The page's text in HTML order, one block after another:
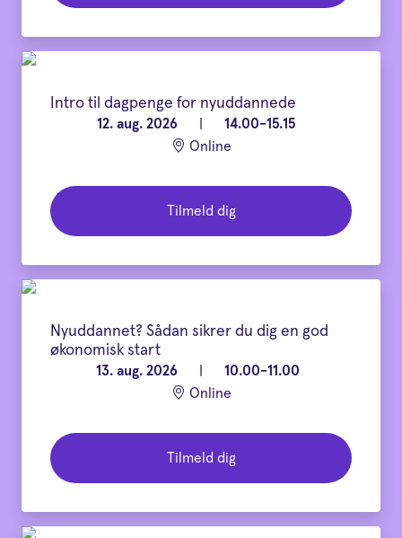
Intro til dagpenge for nyuddannede
12. aug. 2026
14.00-15.15
Online
Tilmeld dig
Nyuddannet? Sådan sikrer du dig en god
økonomisk start
13. aug. 2026
10.00-11.00
Online
Tilmeld dig